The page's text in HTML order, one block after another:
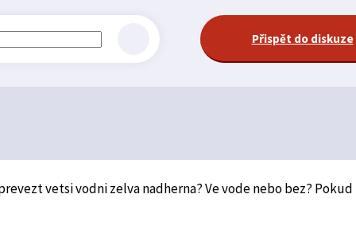
Přispět do diskuze
vetsi vodni zelva nadherna? Ve vode nebo bez?